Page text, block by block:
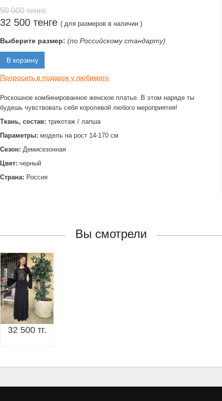
50 000 тенге
32 500 тенге ( для размеров в наличии )
Выберите размер: (по Российскому стандарту)
В корзину
Попросить в подарок у любимого
Роскошное комбинированное женское платье. В этом наряде ты
будешь чувствовать себя королевой любого мероприятия!
Ткань, состав: трикотаж / лапша
Параметры: модель на рост 14-170 см
Сезон: Демисезонная
Цвет: черный
Страна: Россия
Вы смотрели
32 500 тг.